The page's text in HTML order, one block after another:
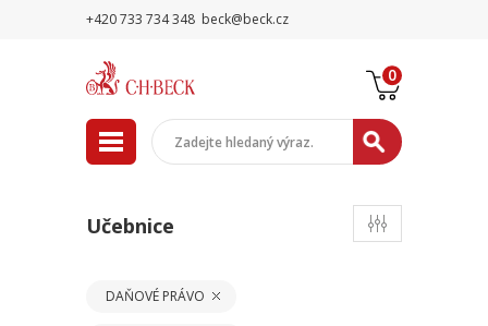
+420 733 734 348 beck@beck.cz
0
Učebnice
DAŇOVÉ PRÁVO